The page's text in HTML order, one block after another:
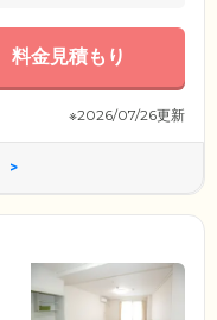
料金見積もり
※2026/07/26更新